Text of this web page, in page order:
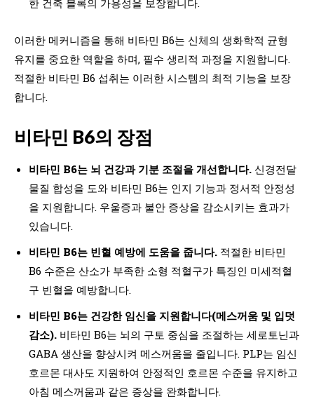
이러한 메커니즘을 통해 비타민 B6는 신체의 생화학적 균형
유지를 중요한 역할을 하며, 필수 생리적 과정을 지원합니다.
적절한 비타민 B6 섭취는 이러한 시스템의 최적 기능을 보장
합니다.
비타민 B6의 장점
비타민 B6는 뇌 건강과 기분 조절을 개선합니다. 신경전달
물질 합성을 도와 비타민 B6는 인지 기능과 정서적 안정성
을 지원합니다. 우울증과 불안 증상을 감소시키는 효과가
있습니다.
비타민 B6는 빈혈 예방에 도움을 줍니다. 적절한 비타민
B6 수준은 산소가 부족한 소형 적혈구가 특징인 미세적혈
구 빈혈을 예방합니다.
비타민 B6는 건강한 임신을 지원합니다(메스꺼움 및 입덧
감소). 비타민 B6는 뇌의 구토 중심을 조절하는 세로토닌과
GABA 생산을 향상시켜 메스꺼움을 줄입니다. PLP는 임신
호르몬 대사도 지원하여 안정적인 호르몬 수준을 유지하고
아침 메스꺼움과 같은 증상을 완화합니다.